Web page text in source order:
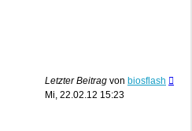
Letzter Beitrag von biosflash
Mi, 22.02.12 15:23